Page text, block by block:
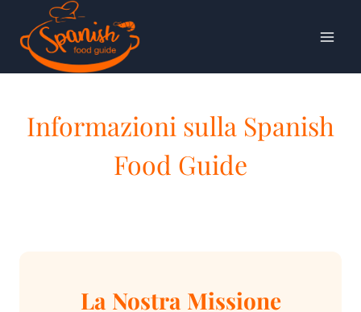
contenuto
Informazioni sulla Spanish
Food Guide
La Nostra Missione